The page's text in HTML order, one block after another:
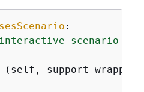
:
scenario
( self, support_wrapper